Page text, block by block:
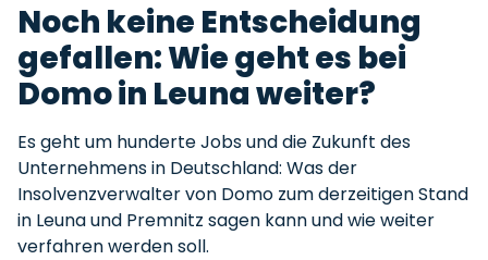
Noch keine Entscheidung
gefallen: Wie geht es bei
Domo in Leuna weiter?
Es geht um hunderte Jobs und die Zukunft des
Unternehmens in Deutschland: Was der
Insolvenzverwalter von Domo zum derzeitigen Stand
in Leuna und Premnitz sagen kann und wie weiter
verfahren werden soll.